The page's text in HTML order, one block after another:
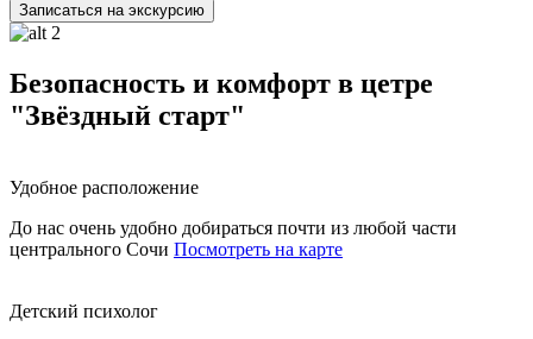
Записаться на экскурсию
Безопасность и комфорт в цетре
"Звёздный старт"
Удобное расположение
До нас очень удобно добираться почти из любой части
центрального Сочи Посмотреть на карте
Детский психолог